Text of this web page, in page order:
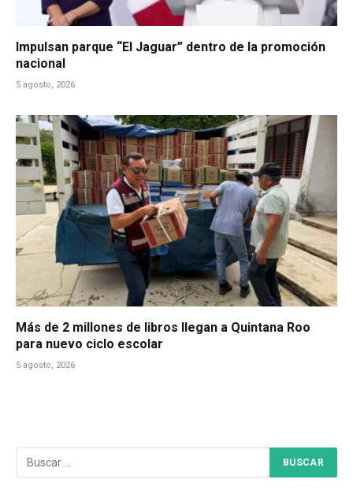
Impulsan parque “El Jaguar” dentro de la promoción
nacional
5 agosto, 2026
Más de 2 millones de libros llegan a Quintana Roo
para nuevo ciclo escolar
5 agosto, 2026